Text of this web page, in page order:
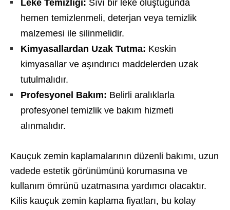
Leke Temizliği: Sıvı bir leke oluştuğunda
hemen temizlenmeli, deterjan veya temizlik
malzemesi ile silinmelidir.
Kimyasallardan Uzak Tutma: Keskin
kimyasallar ve aşındırıcı maddelerden uzak
tutulmalıdır.
Profesyonel Bakım: Belirli aralıklarla
profesyonel temizlik ve bakım hizmeti
alınmalıdır.
Kauçuk zemin kaplamalarının düzenli bakımı, uzun
vadede estetik görünümünü korumasına ve
kullanım ömrünü uzatmasına yardımcı olacaktır.
Kilis kauçuk zemin kaplama fiyatları, bu kolay